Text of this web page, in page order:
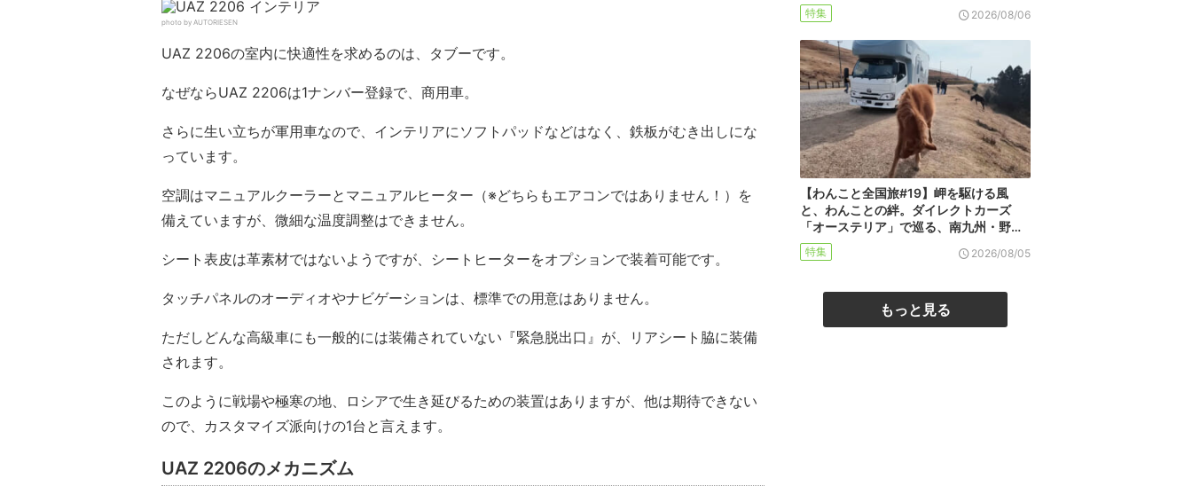
photo by AUTORIESEN
UAZ 2206の室内に快適性を求めるのは、タブーです。
なぜならUAZ 2206は1ナンバー登録で、商用車。
さらに生い立ちが軍用車なので、インテリアにソフトパッドなどはなく、鉄板がむき出しにな
っています。
空調はマニュアルクーラーとマニュアルヒーター（※どちらもエアコンではありません！）を
備えていますが、微細な温度調整はできません。
シート表皮は革素材ではないようですが、シートヒーターをオプションで装着可能です。
タッチパネルのオーディオやナビゲーションは、標準での用意はありません。
ただしどんな高級車にも一般的には装備されていない『緊急脱出口』が、リアシート脇に装備
されます。
このように戦場や極寒の地、ロシアで生き延びるための装置はありますが、他は期待できない
ので、カスタマイズ派向けの1台と言えます。
UAZ 2206のメカニズム
特集 2026/08/06
【わんこと全国旅#19】岬を駆ける風
と、わんことの絆。ダイレクトカーズ
「オーステリア」で巡る、南九州・野…
特集 2026/08/05
もっと見る